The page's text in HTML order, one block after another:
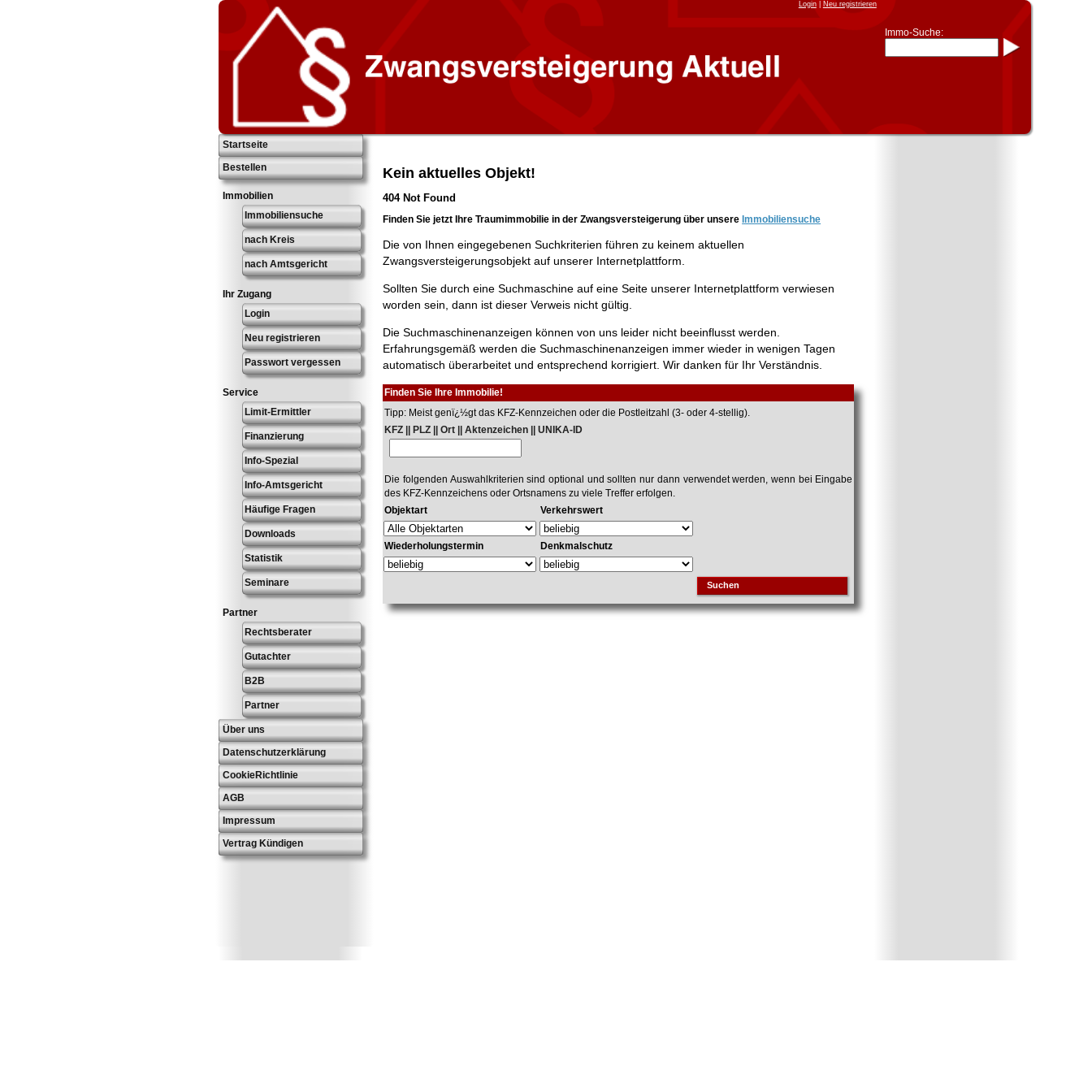
Login| Neu registrieren
Immo-Suche:
Startseite
Bestellen
Immobilien
Immobiliensuche
nach Kreis
nach Amtsgericht
Ihr Zugang
Login
Neu registrieren
Passwort vergessen
Service
Limit-Ermittler
Finanzierung
Info-Spezial
Info-Amtsgericht
Häufige Fragen
Downloads
Statistik
Seminare
Partner
Rechtsberater
Gutachter
B2B
Partner
Über uns
Datenschutzerklärung
CookieRichtlinie
AGB
Impressum
Vertrag Kündigen
Kein aktuelles Objekt!
404 Not Found
Finden Sie jetzt Ihre Traumimmobilie in der Zwangsversteigerung über unsereImmobiliensuche
Die von Ihnen eingegebenen Suchkriterien führen zu keinem aktuellen
Zwangsversteigerungsobjekt auf unserer Internetplattform.
Sollten Sie durch eine Suchmaschine auf eine Seite unserer Internetplattform verwiesen
worden sein, dann ist dieser Verweis nicht gültig.
Die Suchmaschinenanzeigen können von uns leider nicht beeinflusst werden.
Erfahrungsgemäß werden die Suchmaschinenanzeigen immer wieder in wenigen Tagen
automatisch überarbeitet und entsprechend korrigiert. Wir danken für Ihr Verständnis.
Finden Sie Ihre Immobilie!
Tipp: Meist genï¿½gt das KFZ-Kennzeichen oder die Postleitzahl (3- oder 4-stellig).
KFZ || PLZ || Ort || Aktenzeichen || UNIKA-ID
Die folgenden Auswahlkriterien sind optional und sollten nur dann verwendet werden, wenn bei Eingabe
des KFZ-Kennzeichens oder Ortsnamens zu viele Treffer erfolgen.
Objektart
Verkehrswert
Wiederholungstermin Denkmalschutz
Suchen